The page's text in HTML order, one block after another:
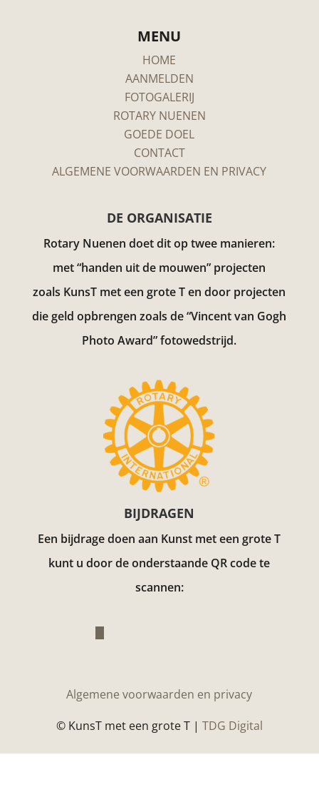
MENU
HOME
AANMELDEN
FOTOGALERIJ
ROTARY NUENEN
GOEDE DOEL
CONTACT
ALGEMENE VOORWAARDEN EN PRIVACY
DE ORGANISATIE
Rotary Nuenen doet dit op twee manieren:
met “handen uit de mouwen” projecten
zoals KunsT met een grote T en door projecten
die geld opbrengen zoals de “Vincent van Gogh
Photo Award” fotowedstrijd.
BIJDRAGEN
Een bijdrage doen aan Kunst met een grote T
kunt u door de onderstaande QR code te
scannen:
Algemene voorwaarden en privacy
© KunsT met een grote T | TDG Digital